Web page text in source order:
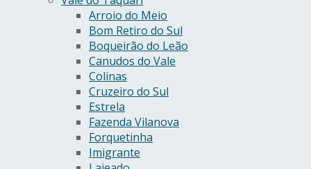
Arroio do Meio
Bom Retiro do Sul
Boqueirão do Leão
Canudos do Vale
Colinas
Cruzeiro do Sul
Estrela
Fazenda Vilanova
Forquetinha
Imigrante